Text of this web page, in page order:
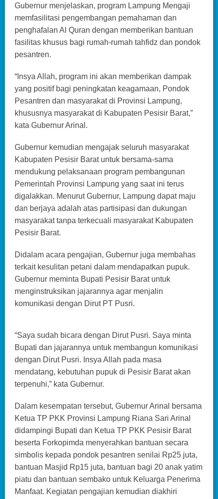
Gubernur menjelaskan, program Lampung Mengaji
memfasilitasi pengembangan pemahaman dan
penghafalan Al Quran dengan memberikan bantuan
fasilitas khusus bagi rumah-rumah tahfidz dan pondok
pesantren.
“Insya Allah, program ini akan memberikan dampak
yang positif bagi peningkatan keagamaan, Pondok
Pesantren dan masyarakat di Provinsi Lampung,
khususnya masyarakat di Kabupaten Pesisir Barat,”
kata Gubernur Arinal.
Gubernur kemudian mengajak seluruh masyarakat
Kabupaten Pesisir Barat untuk bersama-sama
mendukung pelaksanaan program pembangunan
Pemerintah Provinsi Lampung yang saat ini terus
digalakkan. Menurut Gubernur, Lampung dapat maju
dan berjaya adalah atas partisipasi dan dukungan
masyarakat tanpa terkecuali masyarakat Kabupaten
Pesisir Barat.
Didalam acara pengajian, Gubernur juga membahas
terkait kesulitan petani dalam mendapatkan pupuk.
Gubernur meminta Bupati Pesisir Barat untuk
menginstruksikan jajarannya agar menjalin
komunikasi dengan Dirut PT Pusri.
“Saya sudah bicara dengan Dirut Pusri. Saya minta
Bupati dan jajarannya untuk membangun komunikasi
dengan Dirut Pusri. Insya Allah pada masa
mendatang, kebutuhan pupuk di Pesisir Barat akan
terpenuhi,” kata Gubernur.
Dalam kesempatan tersebut, Gubernur Arinal bersama
Ketua TP PKK Provinsi Lampung Riana Sari Arinal
didampingi Bupati dan Ketua TP PKK Pesisir Barat
beserta Forkopimda menyerahkan bantuan secara
simbolis kepada pondok pesantren senilai Rp25 juta,
bantuan Masjid Rp15 juta, bantuan bagi 20 anak yatim
piatu dan bantuan sembako untuk Keluarga Penerima
Manfaat. Kegiatan pengajian kemudian diakhiri